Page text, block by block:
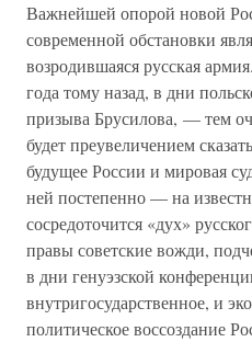
Важнейшей опорой новой
современной обстановки
возродившаяся русская
года тому назад, в дни
призыва Брусилова, — тем
будет преувеличением
будущее России и мировая
ней постепенно — на
сосредоточится «дух»
правы советские вожди,
в дни генуэзской
внутригосударственное, и
политическое воссоздание